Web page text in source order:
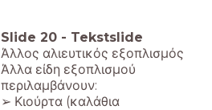
Slide 20 - Tekstslide
Άλλος αλιευτικός εξοπλισμός
Άλλα είδη εξοπλισμού
περιλαμβάνουν:
➢ Κιούρτα (καλάθια